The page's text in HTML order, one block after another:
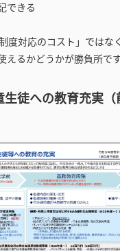
できる
度対応のコスト」ではな
えるかどうかが勝負所です
生徒への教育充実